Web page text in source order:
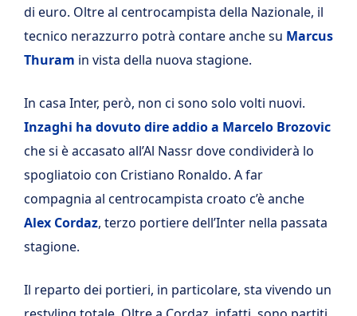
di euro. Oltre al centrocampista della Nazionale, il
tecnico nerazzurro potrà contare anche su Marcus
Thuram in vista della nuova stagione.
In casa Inter, però, non ci sono solo volti nuovi.
Inzaghi ha dovuto dire addio a Marcelo Brozovic
che si è accasato all’Al Nassr dove condividerà lo
spogliatoio con Cristiano Ronaldo. A far
compagnia al centrocampista croato c’è anche
Alex Cordaz, terzo portiere dell’Inter nella passata
stagione.
Il reparto dei portieri, in particolare, sta vivendo un